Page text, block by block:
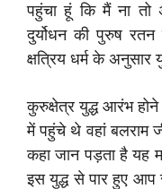
पहुंचा हूं कि मैं ना तो
दुर्योधन की पुरुष
क्षत्रिय धर्म के अनुसार
कुरुक्षेत्र युद्ध आरंभ
में पहुंचे थे वहां बलराम
कहा जान पड़ता है यह
इस युद्ध से पार हुए